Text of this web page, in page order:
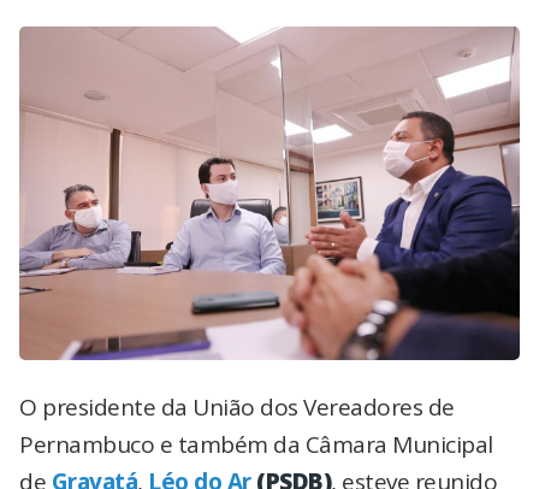
O presidente da União dos Vereadores de
Pernambuco e também da Câmara Municipal
de Gravatá, Léo do Ar(PSDB), esteve reunido